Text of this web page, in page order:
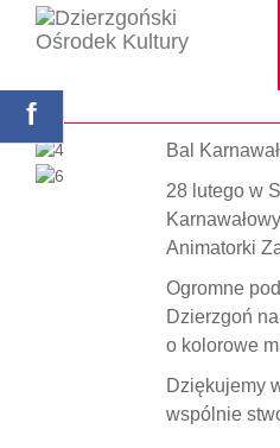
index.php
Bal
28 lutego w
Animatorki
Ogromne
Dzierzgoń
o kolorowe
Dziękujemy
wspólnie
f